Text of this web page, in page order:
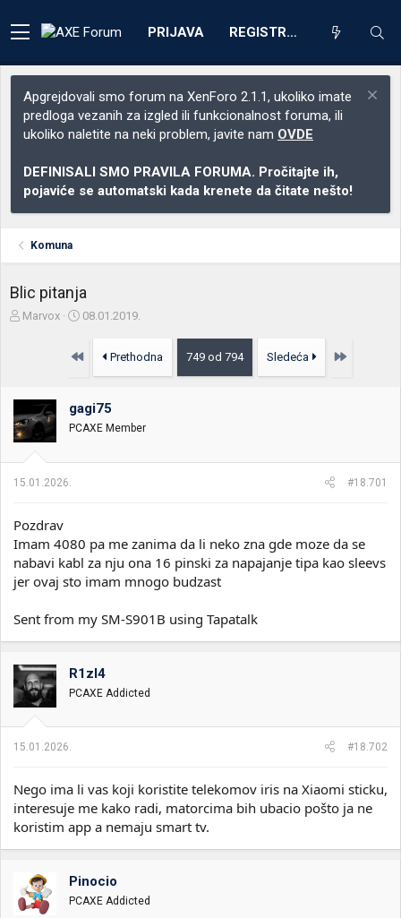
PRIJAVA REGISTRACIJA
Apgrejdovali smo forum na XenForo 2.1.1, ukoliko imate
predloga vezanih za izgled ili funkcionalnost foruma, ili
ukoliko naletite na neki problem, javite nam OVDE
DEFINISALI SMO PRAVILA FORUMA. Pročitajte ih,
pojaviće se automatski kada krenete da čitate nešto!
Komuna
Blic pitanja
Z
i
k
t
e
m
Marvox
D
u
o
k
e
a
08.01.2019.
Prvo Prethodna 749 od 794 Sledeća Poslednja
gagi75
PCAXE Member
15.01.2026. #18.701
Pozdrav
Imam 4080 pa me zanima da li neko zna gde moze da se
nabavi kabl za nju ona 16 pinski za napajanje tipa kao sleevs
jer ovaj sto imam mnogo budzast
Sent from my SM-S901B using Tapatalk
R1zl4
PCAXE Addicted
15.01.2026. #18.702
Nego ima li vas koji koristite telekomov iris na Xiaomi sticku,
interesuje me kako radi, matorcima bih ubacio pošto ja ne
koristim app a nemaju smart tv.
Pinocio
PCAXE Addicted